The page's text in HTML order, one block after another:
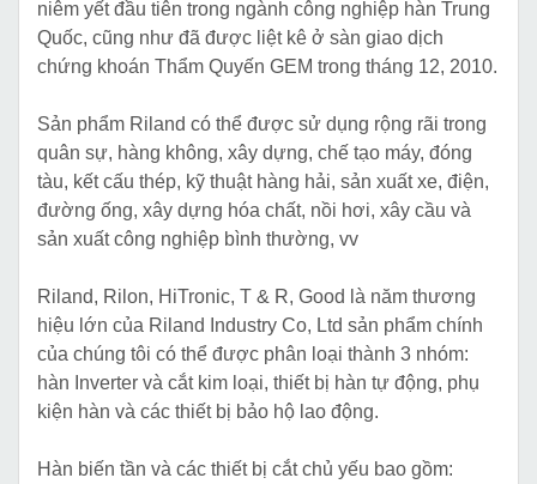
niêm yết đầu tiên trong ngành công nghiệp hàn Trung
Quốc, cũng như đã được liệt kê ở sàn giao dịch
chứng khoán Thẩm Quyến GEM trong tháng 12, 2010.
Sản phẩm Riland có thể được sử dụng rộng rãi trong
quân sự, hàng không, xây dựng, chế tạo máy, đóng
tàu, kết cấu thép, kỹ thuật hàng hải, sản xuất xe, điện,
đường ống, xây dựng hóa chất, nồi hơi, xây cầu và
sản xuất công nghiệp bình thường, vv
Riland, Rilon, HiTronic, T & R, Good là năm thương
hiệu lớn của Riland Industry Co, Ltd sản phẩm chính
của chúng tôi có thể được phân loại thành 3 nhóm:
hàn Inverter và cắt kim loại, thiết bị hàn tự động, phụ
kiện hàn và các thiết bị bảo hộ lao động.
Hàn biến tần và các thiết bị cắt chủ yếu bao gồm: